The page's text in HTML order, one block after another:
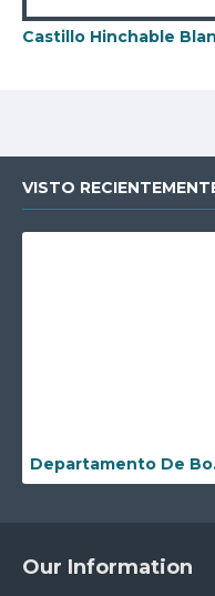
Castillo Hinchable
VISTO
Our Information